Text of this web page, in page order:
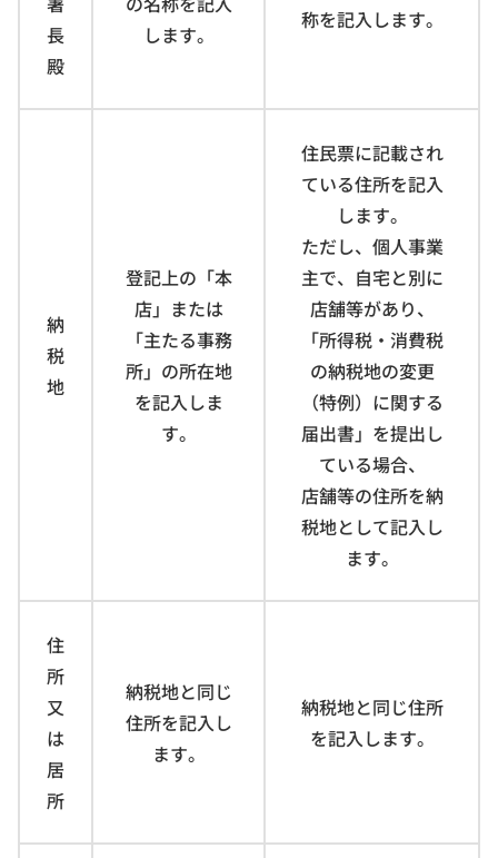
長
殿
します。
称を記入します。
納
税
地
登記上の「本
店」または
「主たる事務
所」の所在地
を記入しま
す。
住民票に記載され
ている住所を記入
します。
ただし、個人事業
主で、自宅と別に
店舗等があり、
「所得税・消費税
の納税地の変更
（特例）に関する
届出書」を提出し
ている場合、
店舗等の住所を納
税地として記入し
ます。
住
所
又
は
居
所
納税地と同じ
住所を記入し
ます。
納税地と同じ住所
を記入します。